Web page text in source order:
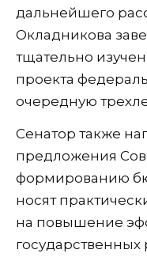
дальнейшего
Окладникова
тщательно
проекта
очередную
Сенатор также
предложения
формированию
носят
на повышение
государственных